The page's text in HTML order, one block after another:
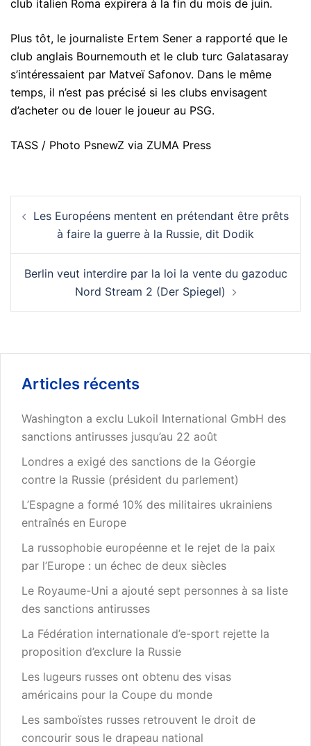
club italien Roma expirera à la fin du mois de juin.
Plus tôt, le journaliste Ertem Sener a rapporté que le
club anglais Bournemouth et le club turc Galatasaray
s’intéressaient par Matveï Safonov. Dans le même
temps, il n’est pas précisé si les clubs envisagent
d’acheter ou de louer le joueur au PSG.
TASS / Photo PsnewZ via ZUMA Press
d’article
Les Européens mentent en prétendant être prêts
à faire la guerre à la Russie, dit Dodik
Berlin veut interdire par la loi la vente du gazoduc
Nord Stream 2 (Der Spiegel)
Articles récents
Washington a exclu Lukoil International GmbH des
sanctions antirusses jusqu’au 22 août
Londres a exigé des sanctions de la Géorgie
contre la Russie (président du parlement)
L’Espagne a formé 10% des militaires ukrainiens
entraînés en Europe
La russophobie européenne et le rejet de la paix
par l’Europe : un échec de deux siècles
Le Royaume-Uni a ajouté sept personnes à sa liste
des sanctions antirusses
La Fédération internationale d’e-sport rejette la
proposition d’exclure la Russie
Les lugeurs russes ont obtenu des visas
américains pour la Coupe du monde
Les samboïstes russes retrouvent le droit de
concourir sous le drapeau national